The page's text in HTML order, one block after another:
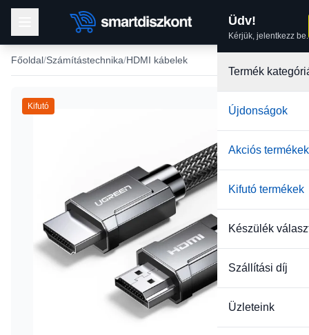
Üdv!
Kérjük, jelentkezz be.
Termék
Újdonságok
Akciós termékek
Kifutó termékek
Készülék
Szállítási díj
Üzleteink
Főoldal Számítástechnika HDMI kábelek
Kifutó